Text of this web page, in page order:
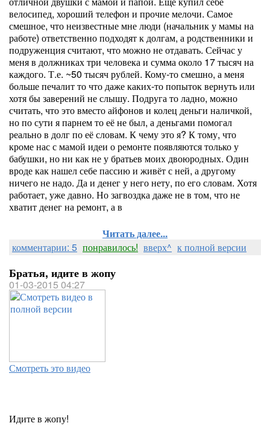
велосипед, хороший телефон и прочие мелочи. Самое
смешное, что неизвестные мне люди (начальник у мамы на
работе) ответственно подходят к долгам, а родственники и
подруженция считают, что можно не отдавать. Сейчас у
меня в должниках три человека и сумма около 17 тысяч на
каждого. Т.е. ~50 тысяч рублей. Кому-то смешно, а меня
больше печалит то что даже каких-то попыток вернуть или
хотя бы заверений не слышу. Подруга то ладно, можно
считать, что это вместо айфонов и колец деньги наличкой,
но по сути я парнем то её не был, а деньгами помогал
реально в долг по её словам. К чему это я? К тому, что
кроме нас с мамой идеи о ремонте появляются только у
бабушки, но ни как не у братьев моих двоюродных. Один
вроде как нашел себе пассию и живёт с ней, а другому
ничего не надо. Да и денег у него нету, по его словам. Хотя
работает, уже давно. Но загвоздка даже не в том, что не
хватит денег на ремонт, а в
Читать далее...
комментарии: 5 понравилось! вверх^ к полной версии
Братья, идите в жопу
01-03-2015 04:27
Смотреть это видео
Идите в жопу!